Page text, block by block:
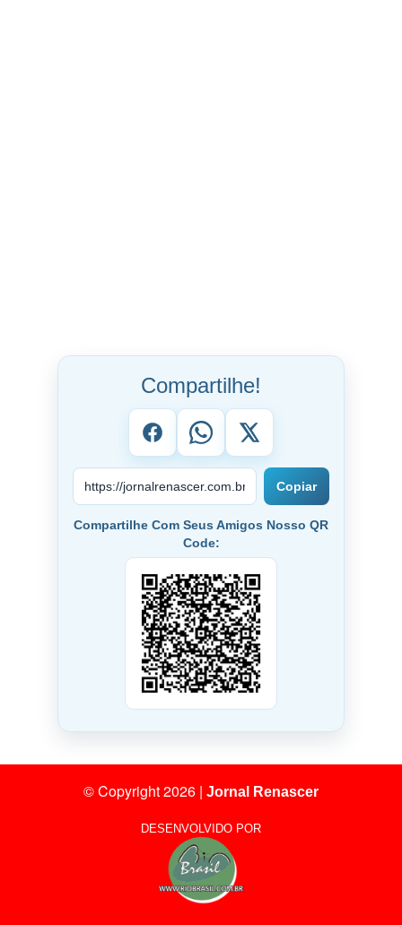
Compartilhe!
Copiar
Compartilhe Com Seus Amigos Nosso QR
© Copyright 2026 | Jornal Renascer
DESENVOLVIDO POR